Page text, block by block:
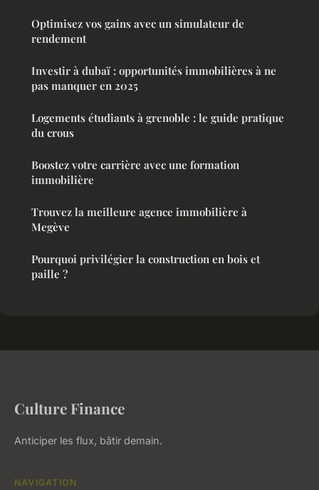
Optimisez vos gains avec un simulateur de
rendement
Investir à dubaï : opportunités immobilières à ne
pas manquer en 2025
Logements étudiants à grenoble : le guide pratique
du crous
Boostez votre carrière avec une formation
immobilière
Trouvez la meilleure agence immobilière à
Megève
Pourquoi privilégier la construction en bois et
paille ?
Culture Finance
Anticiper les flux, bâtir demain.
NAVIGATION